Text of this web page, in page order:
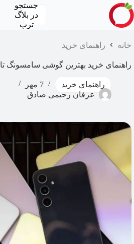
پرش
به
محتوا
جستجو
در بلاگ
ترب
خانه راهنمای خرید
راهنمای خرید بهترین گوشی سامسونگ تا ۱۰ میلیون تومان
راهنمای خرید
7 مهر
عرفان رحیمی صادق